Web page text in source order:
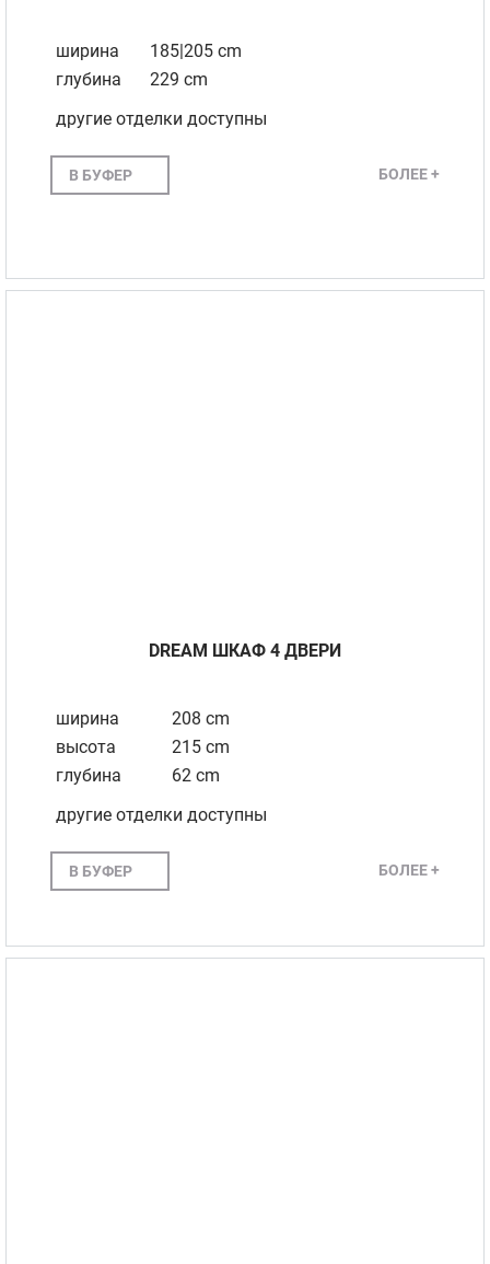
ширина
185|205 cm
глубина
229 cm
другие отделки доступны
В БУФЕР БОЛЕЕ +
DREAM ШКАФ 4 ДВЕРИ
ширина
208 cm
высота
215 cm
глубина
62 cm
другие отделки доступны
В БУФЕР БОЛЕЕ +